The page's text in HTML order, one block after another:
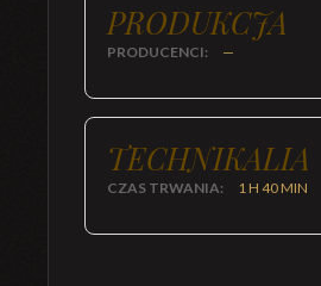
PRODUKCJA
PRODUCENCI: —
TECHNIKALIA
CZAS TRWANIA: 1 H 40 MIN